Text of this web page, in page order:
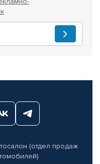
(отдел продаж